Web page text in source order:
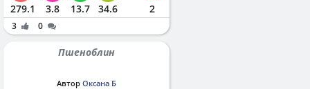
279.1 3.8 13.7 34.6 2
3 0
Пшеноблин
Автор Оксана Б